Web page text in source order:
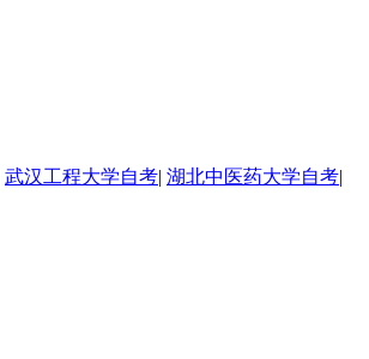
武汉工程大学自考| 湖北中医药大学自考|